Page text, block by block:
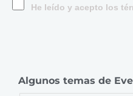
He leído y acepto los
Algunos temas de